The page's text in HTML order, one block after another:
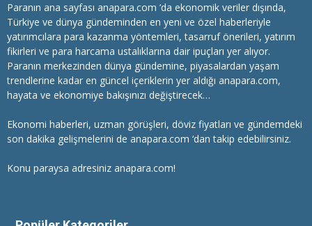
Paranın ana sayfası anapara.com ’da ekonomik veriler dışında,
Türkiye ve dünya gündeminden en yeni ve özel haberleriyle
yatırımcılara para kazanma yöntemleri, tasarruf önerileri, yatırım
fikirleri ve para harcama ustalıklarına dair ipuçları yer alıyor.
Paranın merkezinden dünya gündemine, piyasalardan yaşam
trendlerine kadar en güncel içeriklerin yer aldığı anapara.com,
hayata ve ekonomiye bakışınızı değiştirecek…
Ekonomi haberleri, uzman görüşleri, döviz fiyatları ve gündemdeki
son dakika gelişmelerini de anapara.com ‘dan takip edebilirsiniz.
Konu paraysa adresiniz anapara.com!